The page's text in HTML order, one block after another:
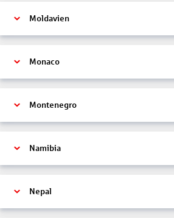
Moldavien
Monaco
Montenegro
Namibia
Nepal